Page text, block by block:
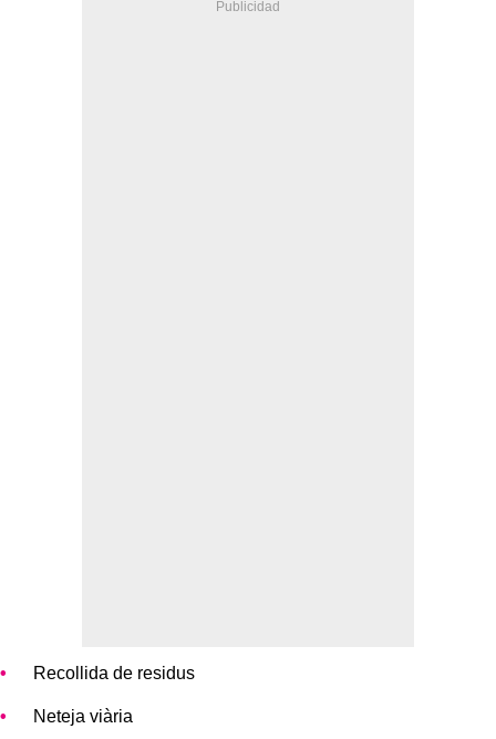
Recollida de residus
Neteja viària